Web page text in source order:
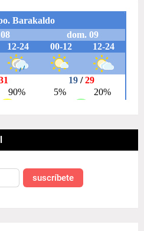
suscríbete